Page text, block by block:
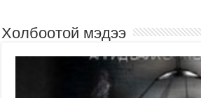
Холбоотой мэдээ